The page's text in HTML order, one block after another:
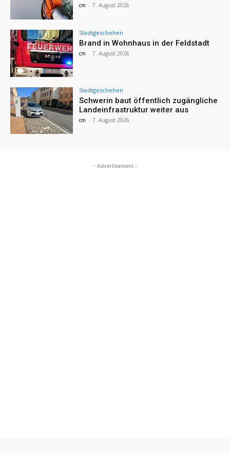
cm - 7. August 2026
Stadtgeschehen
Brand in Wohnhaus in der Feldstadt
cm - 7. August 2026
Stadtgeschehen
Schwerin baut öffentlich zugängliche
Landeinfrastruktur weiter aus
cm - 7. August 2026
- Advertisement -